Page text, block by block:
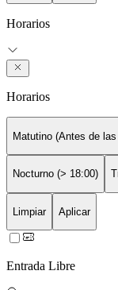
Horarios
Horarios
Matutino (Antes de
Nocturno (> 18:00)
Limpiar Aplicar
Entrada Libre